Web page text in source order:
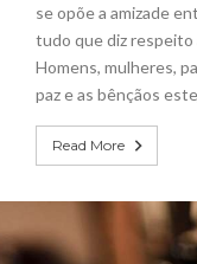
se opõe a amizade
tudo que diz respeito
Homens, mulheres,
paz e as bênçãos
Read More